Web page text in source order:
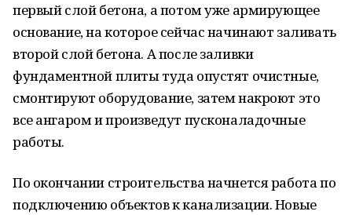
первый слой бетона, а потом уже армирующее
основание, на которое сейчас начинают заливать
второй слой бетона. А после заливки
фундаментной плиты туда опустят очистные,
смонтируют оборудование, затем накроют это
все ангаром и произведут пусконаладочные
работы.
По окончании строительства начнется работа по
подключению объектов к канализации. Новые